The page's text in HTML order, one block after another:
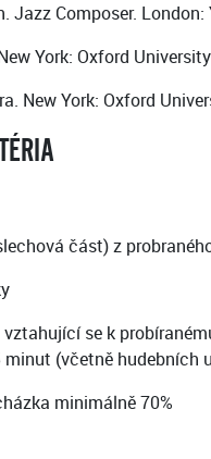
Jazz Composer.
York: Oxford
New York: Oxford
část) z
se k
(včetně
minimálně 70%